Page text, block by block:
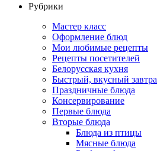
Рубрики
Мастер класс
Оформление блюд
Мои любимые рецепты
Рецепты посетителей
Белорусская кухня
Быстрый, вкусный
Праздничные блюда
Консервирование
Первые блюда
Вторые блюда
Блюда из птицы
Мясные блюда